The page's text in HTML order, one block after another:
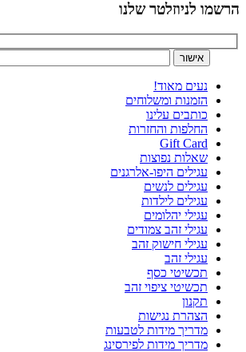
הרשמו לניוזלטר שלנו
נעים מאוד!
הזמנות ומשלוחים
כותבים עלינו
החלפות והחזרות
Gift Card
שאלות נפוצות
עגילים היפו-אלרגנים
עגילים לנשים
עגילים לילדות
עגילי יהלומים
עגילי זהב צמודים
עגילי חישוק זהב
עגילי זהב
תכשיטי כסף
תכשיטי ציפוי זהב
תקנון
הצהרת נגישות
מדריך מידות לטבעות
מדריך מידות לפירסינג